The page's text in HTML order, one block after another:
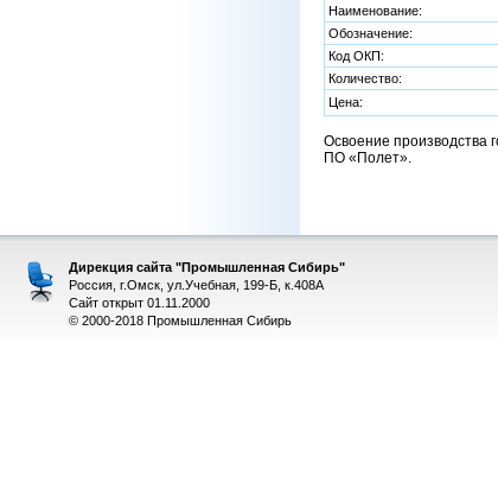
Наименование:
Обозначение:
Код ОКП:
Количество:
Цена:
Освоение производства
ПО «Полет».
Дирекция сайта "Промышленная Сибирь"
Россия, г.Омск, ул.Учебная, 199-Б, к.408А
Сайт открыт 01.11.2000
© 2000-2018 Промышленная Сибирь